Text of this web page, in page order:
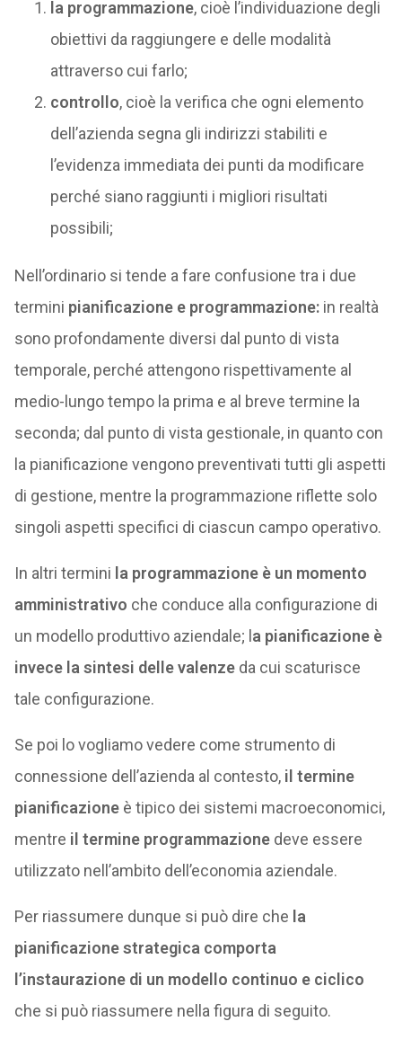
la programmazione, cioè l’individuazione degli
obiettivi da raggiungere e delle modalità
attraverso cui farlo;
controllo, cioè la verifica che ogni elemento
dell’azienda segna gli indirizzi stabiliti e
l’evidenza immediata dei punti da modificare
perché siano raggiunti i migliori risultati
possibili;
Nell’ordinario si tende a fare confusione tra i due
termini pianificazione e programmazione:in realtà
sono profondamente diversi dal punto di vista
temporale, perché attengono rispettivamente al
medio-lungo tempo la prima e al breve termine la
seconda; dal punto di vista gestionale, in quanto con
la pianificazione vengono preventivati tutti gli aspetti
di gestione, mentre la programmazione riflette solo
singoli aspetti specifici di ciascun campo operativo.
In altri termini la programmazione è un momento
amministrativo che conduce alla configurazione di
un modello produttivo aziendale; l a pianificazione è
invece la sintesi delle valenzeda cui scaturisce
tale configurazione.
Se poi lo vogliamo vedere come strumento di
connessione dell’azienda al contesto, il termine
pianificazioneè tipico dei sistemi macroeconomici,
mentre il termine programmazionedeve essere
utilizzato nell’ambito dell’economia aziendale.
Per riassumere dunque si può dire che la
pianificazione strategica comporta
l’instaurazione di un modello continuo e ciclico
che si può riassumere nella figura di seguito.